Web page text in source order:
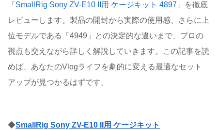
「 SmallRig Sony ZV-E10 II用 ケージキット 4897 」を徹底
レビューします。製品の開封から実際の使用感、さらに上
位モデルである「4949」との決定的な違いまで、プロの
視点も交えながら詳しく解説していきます。この記事を読
めば、あなたのVlogライフを劇的に変える最適なセット
アップが見つかるはずです。
◆SmallRig Sony ZV-E10 II用 ケージキット